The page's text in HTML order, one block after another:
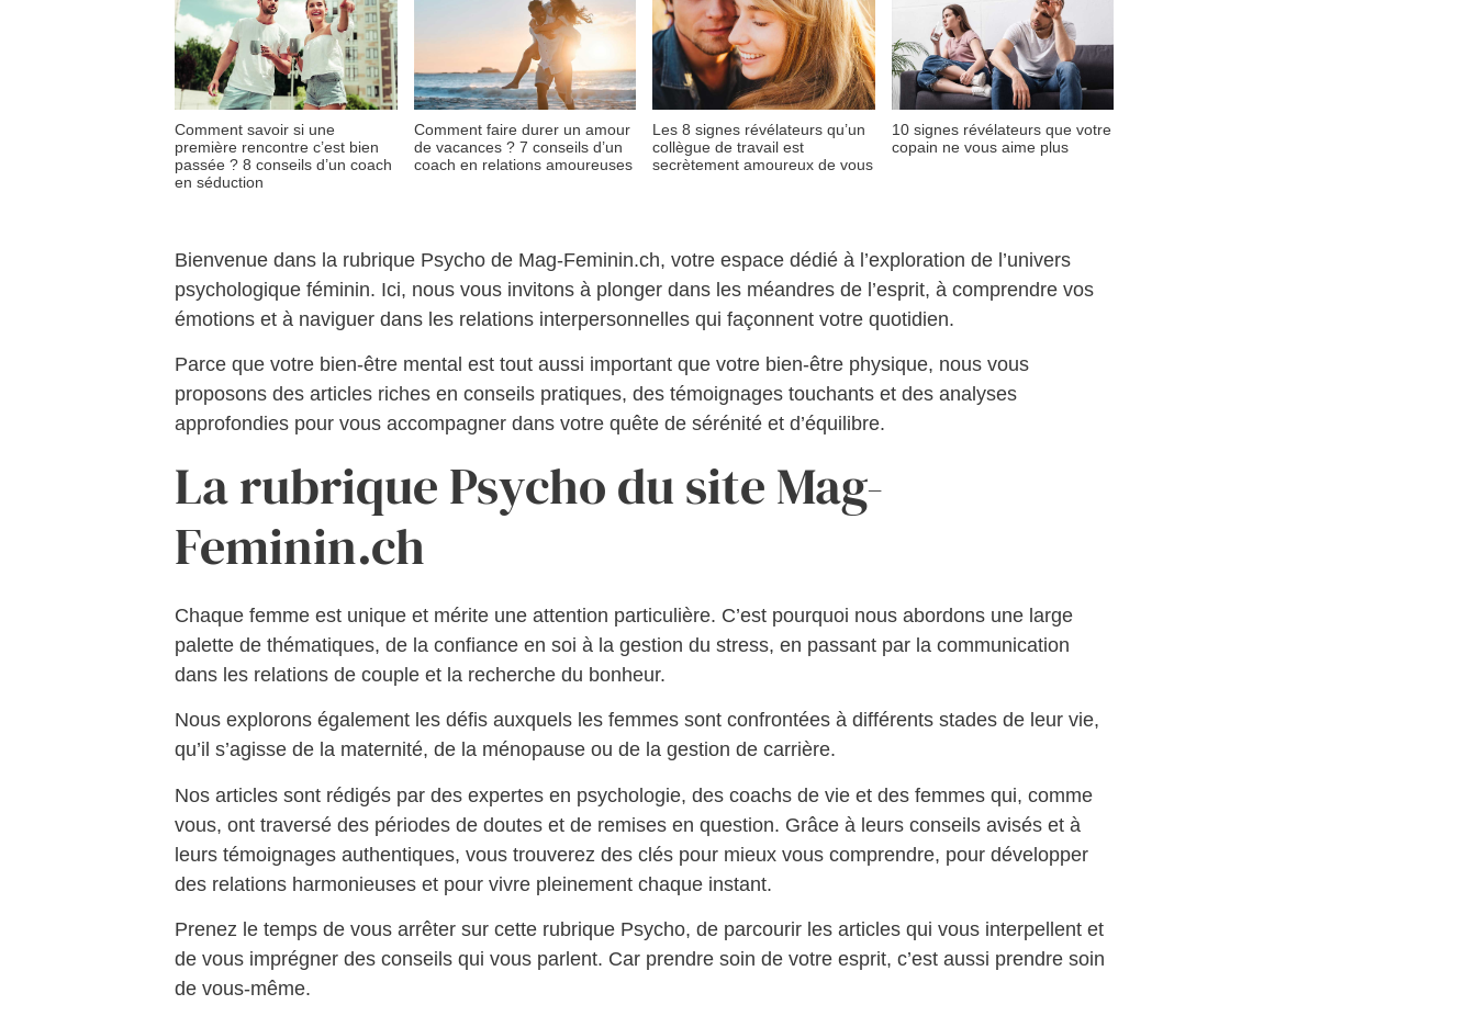
Comment savoir si une
première rencontre c’est bien
passée ? 8 conseils d’un coach
en séduction
Comment faire durer un amour
de vacances ? 7 conseils d’un
coach en relations amoureuses
Les 8 signes révélateurs qu’un
collègue de travail est
secrètement amoureux de vous
10 signes révélateurs que votre
copain ne vous aime plus
Bienvenue dans la rubrique Psycho de Mag-Feminin.ch, votre espace dédié à l’exploration de l’univers
psychologique féminin. Ici, nous vous invitons à plonger dans les méandres de l’esprit, à comprendre vos
émotions et à naviguer dans les relations interpersonnelles qui façonnent votre quotidien.
Parce que votre bien-être mental est tout aussi important que votre bien-être physique, nous vous
proposons des articles riches en conseils pratiques, des témoignages touchants et des analyses
approfondies pour vous accompagner dans votre quête de sérénité et d’équilibre.
La rubrique Psycho du site Mag-
Feminin.ch
Chaque femme est unique et mérite une attention particulière. C’est pourquoi nous abordons une large
palette de thématiques, de la confiance en soi à la gestion du stress, en passant par la communication
dans les relations de couple et la recherche du bonheur.
Nous explorons également les défis auxquels les femmes sont confrontées à différents stades de leur vie,
qu’il s’agisse de la maternité, de la ménopause ou de la gestion de carrière.
Nos articles sont rédigés par des expertes en psychologie, des coachs de vie et des femmes qui, comme
vous, ont traversé des périodes de doutes et de remises en question. Grâce à leurs conseils avisés et à
leurs témoignages authentiques, vous trouverez des clés pour mieux vous comprendre, pour développer
des relations harmonieuses et pour vivre pleinement chaque instant.
Prenez le temps de vous arrêter sur cette rubrique Psycho, de parcourir les articles qui vous interpellent et
de vous imprégner des conseils qui vous parlent. Car prendre soin de votre esprit, c’est aussi prendre soin
de vous-même.